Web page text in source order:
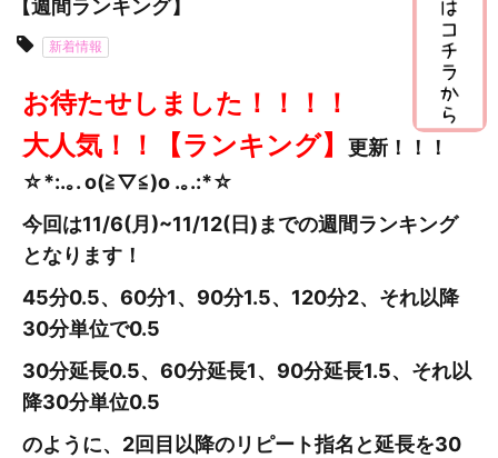
【週間ランキング】
新着情報
お待たせしました！！！！
大人気！！【ランキング】
更新 ！！！
☆*:.｡. o(≧▽≦)o .｡.:*☆
今回は11/6(月)~11/12(日)までの週間ランキング
となります！
45分0.5、60分1、90分1.5、120分2、それ以降
30分単位で0.5
30分延長0.5、60分延長1、90分延長1.5、それ以
降30分単位0.5
のように、2回目以降のリピート指名と延長を30